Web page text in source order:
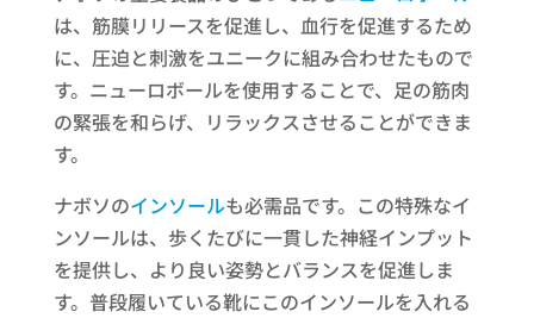
は、筋膜リリースを促進し、血行を促進するため
に、圧迫と刺激をユニークに組み合わせたもので
す。ニューロボールを使用することで、足の筋肉
の緊張を和らげ、リラックスさせることができま
す。
ナボソのインソールも必需品です。この特殊なイ
ンソールは、歩くたびに一貫した神経インプット
を提供し、より良い姿勢とバランスを促進しま
す。普段履いている靴にこのインソールを入れる